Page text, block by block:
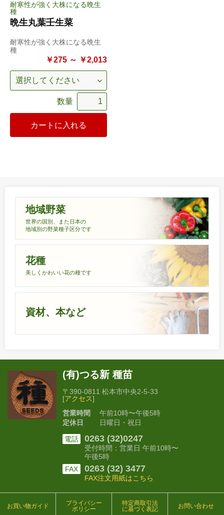
耐寒性が強く大株になる晩生
種
晩生丸葉壬生菜
耐寒性が強く大株になる晩生
種
￥275 ～ ￥2,013
数量
カートに入れる
地域野菜
世界の国別、また日本の
地域別の野菜種子区分です
花種
美しくかわいい花の種です
資材、本など
(有)つる新 種苗
〒390-0811 松本市中央2-5-33
[アクセス]
営業時間
午前10時〜午後5時
定休日
日曜日・祝日
電話 0263 (32)0247
受付時間：営業日 午前10時〜
午後5時
FAX
0263 (32) 3477
FAX注文用紙はこちら
お買い物ガイド
プライバシー
ポリシー
特定商取引法
に基づく表記
お問い合わせ